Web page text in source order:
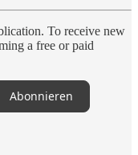
To receive new
a free or paid
Abonnieren